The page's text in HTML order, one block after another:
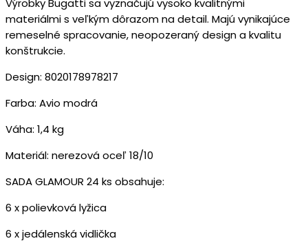
Výrobky Bugatti sa vyznačujú vysoko kvalitnými
materiálmi s veľkým dôrazom na detail. Majú vynikajúce
remeselné spracovanie, neopozeraný design a kvalitu
konštrukcie.
Design: 8020178978217
Farba: Avio modrá
Váha: 1,4 kg
Materiál: nerezová oceľ 18/10
SADA GLAMOUR 24 ks obsahuje:
6 x polievková lyžica
6 x jedálenská vidlička